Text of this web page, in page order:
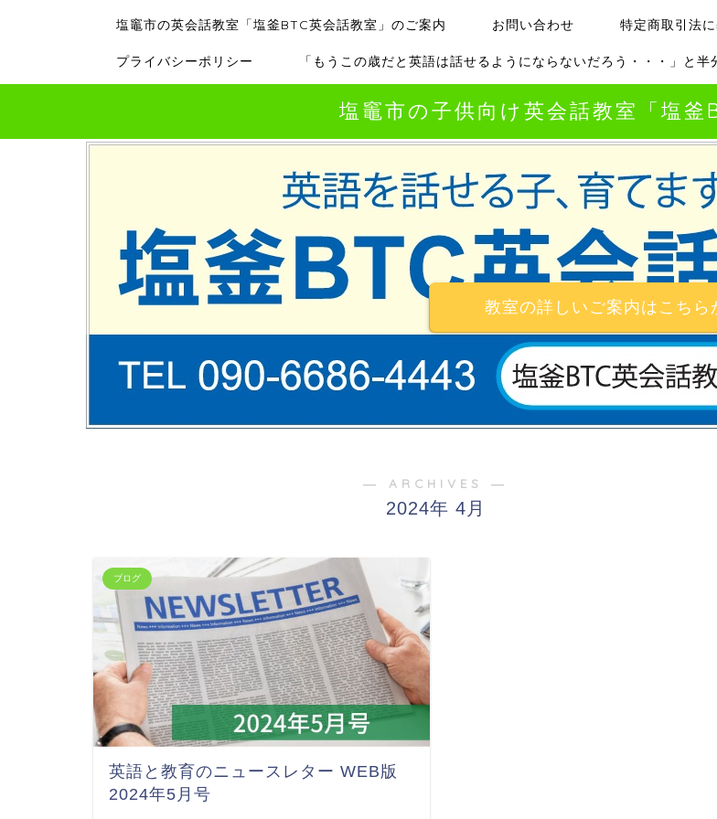
塩竈市の英会話教室「塩釜BTC英会話教室」のご案内 お問い合わせ 特定商取引法
プライバシーポリシー 「もうこの歳だと英語は話せるようにならないだろう・・・」と
塩竈市の子供向け英会話教室「塩釜
教室の詳しいご案内はこちら
― ARCHIVES ―
2024年 4月
ブログ
英語と教育のニュースレター WEB版
2024年5月号